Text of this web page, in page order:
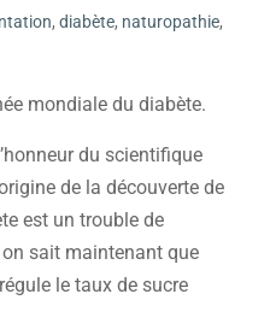
, diabète, naturopathie,
mondiale du diabète.
du scientifique
de la découverte de
est un trouble de
sait maintenant que
le taux de sucre